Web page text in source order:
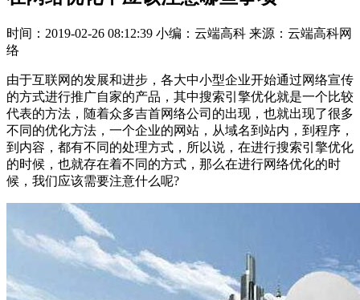
时间：2019-02-26 08:12:39 小编：云端高科 来源：云端高科网
络
由于互联网的发展和进步，各大中小型企业开始通过网络宣传
的方式进行推广自家的产品，其中搜索引擎优化就是一个比较
代表的方法，随着众多吉首网络公司的出现，也就出现了很多
不同的优化方法，一个企业的网站，从域名到站内，到程序，
到内容，都有不同的处理方式，所以说，在进行搜索引擎优化
的时候，也就存在着不同的方式，那么在进行网络优化的时
候，我们应该需要注意什么呢?